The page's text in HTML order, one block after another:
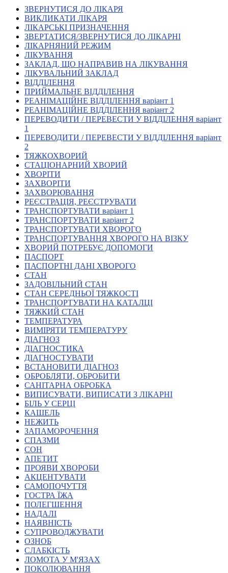
92 роки УТОГ
93 роки УТОГ
Історії та спогади ветеранів УТОГ
Кадрові зміни
Працевлаштування
Про глухих
Постаті в УТОГ
Все про УТОГ: ваші права, послуги та підтримка:
Важлива інформація
Благодійні справи
Історія глухих
Коронавірус
Брифінги
Офіційна інформація
Про УТОГ
Керівництво УТОГ
Громадські ради УТОГ ⩺
Всеукраїнська Рада голів обласних
організацій УТОГ
Всеукраїнська Рада ветеранів УТОГ
Всеукраїнська Рада перекладачів жестової
мови УТОГ
Всеукраїнська Рада директорів УТОГ
Молодіжні лідери УТОГ
Ветерани УТОГ
Мережа УТОГ
Підприємства УТОГ
Рекорди УТОГ
Видання УТОГ
Звіти
Посилання сторінок УТОГ
Контакти
Навчальні програми
Дошкільна освіта
Загальна освіта
Для абітурієнтів
Уроки
Українська жестова мова
Правознавство
Реєстр перекладачів жестової мови Українського
товариства глухих
Підготовка перекладачів
"Сервіс УТОГ"
Атестація
Безбар'єрність для глухих
Волинська область
Дніпропетровська область
Донецька область
Житомирська область
ЗВЕРНУТИСЯ ДО ЛІКАРЯ
ВИКЛИКАТИ ЛІКАРЯ
ЛІКАРСЬКІ ПРИЗНАЧЕННЯ
ЗВЕРТАТИСЯ/ЗВЕРНУТИСЯ ДО ЛІКАРНІ
ЛІКАРНЯНИЙ РЕЖИМ
ЛІКУВАННЯ
ЗАКЛАД, ЩО НАПРАВИВ НА ЛІКУВАННЯ
ЛІКУВАЛЬНИЙ ЗАКЛАД
ВІДДІЛЕННЯ
ПРИЙМАЛЬНЕ ВІДДІЛЕННЯ
РЕАНІМАЦІЙНЕ ВІДДІЛЕННЯ варіант 1
РЕАНІМАЦІЙНЕ ВІДДІЛЕННЯ варіант 2
ПЕРЕВОДИТИ / ПЕРЕВЕСТИ У ВІДДІЛЕННЯ варіант
1
ПЕРЕВОДИТИ / ПЕРЕВЕСТИ У ВІДДІЛЕННЯ варіант
2
ТЯЖКОХВОРИЙ
СТАЦІОНАРНИЙ ХВОРИЙ
ХВОРІТИ
ЗАХВОРІТИ
ЗАХВОРЮВАННЯ
РЕЄСТРАЦІЯ, РЕЄСТРУВАТИ
ТРАНСПОРТУВАТИ варіант 1
ТРАНСПОРТУВАТИ варіант 2
ТРАНСПОРТУВАТИ ХВОРОГО
ТРАНСПОРТУВАННЯ ХВОРОГО НА ВІЗКУ
ХВОРИЙ ПОТРЕБУЄ ДОПОМОГИ
ПАСПОРТ
ПАСПОРТНІ ДАНІ ХВОРОГО
СТАН
ЗАДОВІЛЬНИЙ СТАН
СТАН СЕРЕДНЬОЇ ТЯЖКОСТІ
ТРАНСПОРТУВАТИ НА КАТАЛЦІ
ТЯЖКИЙ СТАН
ТЕМПЕРАТУРА
ВИМІРЯТИ ТЕМПЕРАТУРУ
ДІАГНОЗ
ДІАГНОСТИКА
ДІАГНОСТУВАТИ
ВСТАНОВИТИ ДІАГНОЗ
ОБРОБЛЯТИ, ОБРОБИТИ
САНІТАРНА ОБРОБКА
ВИПИСУВАТИ, ВИПИСАТИ З ЛІКАРНІ
БІЛЬ У СЕРЦІ
КАШЕЛЬ
НЕЖИТЬ
ЗАПАМОРОЧЕННЯ
СПАЗМИ
СОН
АПЕТИТ
ПРОЯВИ ХВОРОБИ
АКЦЕНТУВАТИ
САМОПОЧУТТЯ
ГОСТРА ЇЖА
ПОЛЕГШЕННЯ
НАДАЛІ
НАЯВНІСТЬ
СУПРОВОДЖУВАТИ
ОЗНОБ
СЛАБКІСТЬ
ЛОМОТА У М'ЯЗАХ
ПОКОЛЮВАННЯ